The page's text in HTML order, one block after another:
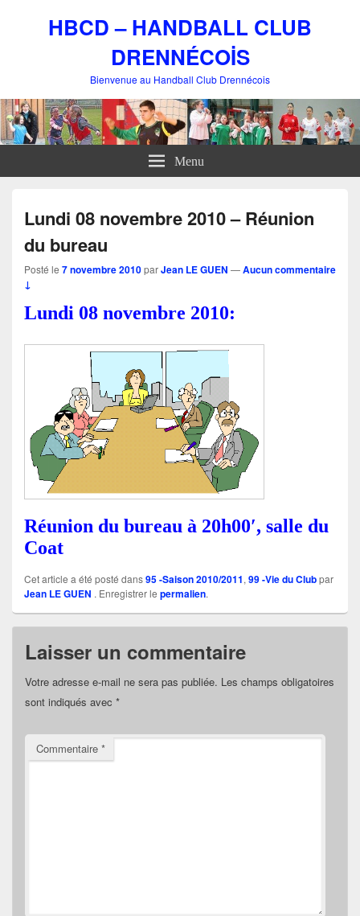
HBCD – HANDBALL CLUB
DRENNÉCOİS
Bienvenue au Handball Club Drennécois
Menu
Lundi 08 novembre 2010 – Réunion
du bureau
Posté le 7 novembre 2010parJean LE GUEN —Aucun commentaire
↓
Lundi 08 novembre 2010:
Réunion du bureau à 20h00′, salle du
Coat
Cet article a été posté dans95 -Saison 2010/2011,99 -Vie du Clubpar
Jean LE GUEN . Enregistrer le permalien.
Laisser un commentaire
Votre adresse e-mail ne sera pas publiée. Les champs obligatoires
sont indiqués avec *
Commentaire *